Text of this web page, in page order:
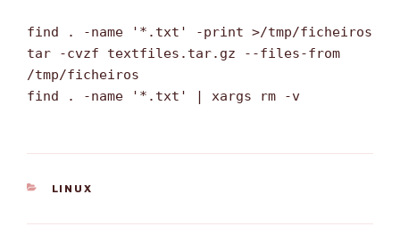
find . -name '*.txt' -print >/tmp/ficheiros
tar -cvzf textfiles.tar.gz --files-from
/tmp/ficheiros
find . -name '*.txt' | xargs rm -v
CATEGORIAS
LINUX